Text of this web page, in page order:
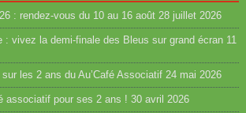
: rendez-vous du 10 au 16 août 28 juillet 2026
: vivez la demi-finale des Bleus sur grand écran 11
les 2 ans du Au’Café Associatif 24 mai 2026
associatif pour ses 2 ans ! 30 avril 2026